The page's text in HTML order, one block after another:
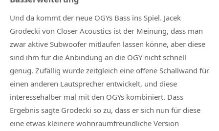
Und da kommt der neue OGYs Bass ins Spiel. Jacek
Grodecki von Closer Acoustics ist der Meinung, dass man
zwar aktive Subwoofer mitlaufen lassen könne, aber diese
sind ihm für die Anbindung an die OGY nicht schnell
genug. Zufällig wurde zeitgleich eine offene Schallwand für
einen anderen Lautsprecher entwickelt, und diese
interessehalber mal mit den OGYs kombiniert. Dass
Ergebnis sagte Grodecki so zu, dass er sich nun für diese
eine etwas kleinere wohnraumfreundliche Version